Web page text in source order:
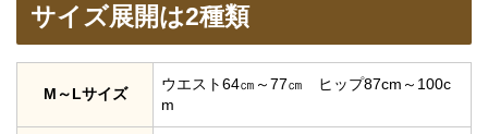
サイズ展開は2種類
M～Lサイズ
ウエスト64㎝～77㎝ ヒップ87cm～100c
m